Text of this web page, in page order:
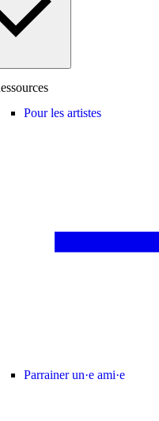
Pour les artistes
Parrainer un·e ami·e